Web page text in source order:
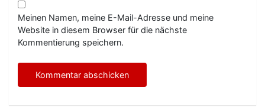
Meinen Namen, meine E-Mail-Adresse und meine
Website in diesem Browser für die nächste
Kommentierung speichern.